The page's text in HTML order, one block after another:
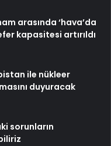
arasında ‘hava’da
kapasitesi artırıldı
ile nükleer
duyuracak
sorunların